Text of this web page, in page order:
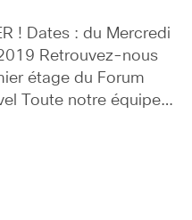
! Dates : du Mercredi
Retrouvez-nous
étage du Forum
Toute notre équipe…